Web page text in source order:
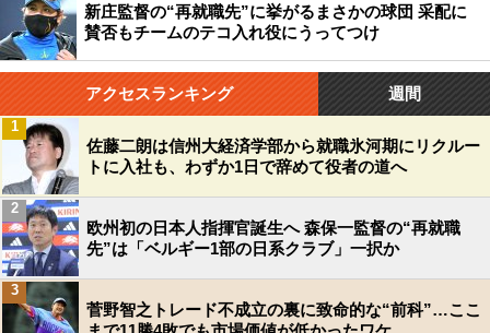
新庄監督の“再就職先”に挙がるまさかの球団 采配に
賛否もチームのテコ入れ役にうってつけ
アクセスランキング 週間
佐藤二朗は信州大経済学部から就職氷河期にリクルー
トに入社も、わずか1日で辞めて役者の道へ
1
欧州初の日本人指揮官誕生へ 森保一監督の“再就職
先”は「ベルギー1部の日系クラブ」一択か
2
菅野智之トレード不成立の裏に致命的な“前科”…ここ
3